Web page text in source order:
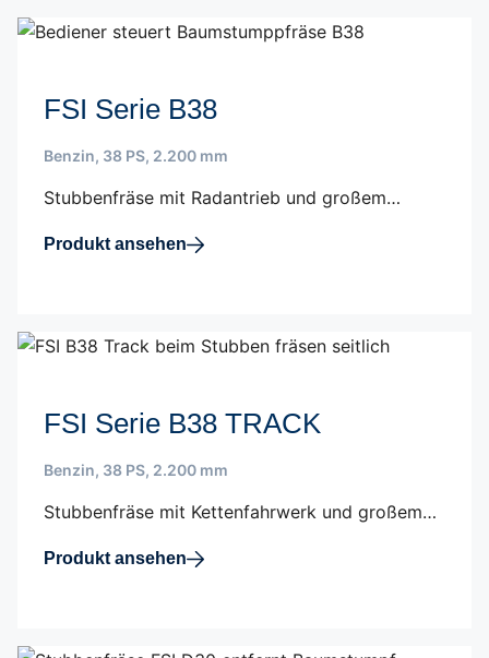
FSI Serie B38
Benzin, 38 PS, 2.200 mm
Stubbenfräse mit Radantrieb und großem…
Produkt ansehen
FSI Serie B38 TRACK
Benzin, 38 PS, 2.200 mm
Stubbenfräse mit Kettenfahrwerk und großem…
Produkt ansehen